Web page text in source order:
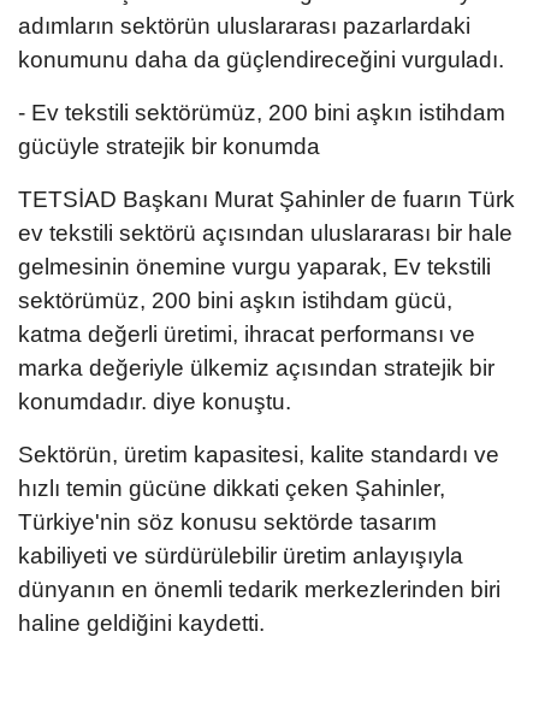
adımların sektörün uluslararası pazarlardaki
konumunu daha da güçlendireceğini vurguladı.
- Ev tekstili sektörümüz, 200 bini aşkın istihdam
gücüyle stratejik bir konumda
TETSİAD Başkanı Murat Şahinler de fuarın Türk
ev tekstili sektörü açısından uluslararası bir hale
gelmesinin önemine vurgu yaparak, Ev tekstili
sektörümüz, 200 bini aşkın istihdam gücü,
katma değerli üretimi, ihracat performansı ve
marka değeriyle ülkemiz açısından stratejik bir
konumdadır. diye konuştu.
Sektörün, üretim kapasitesi, kalite standardı ve
hızlı temin gücüne dikkati çeken Şahinler,
Türkiye'nin söz konusu sektörde tasarım
kabiliyeti ve sürdürülebilir üretim anlayışıyla
dünyanın en önemli tedarik merkezlerinden biri
haline geldiğini kaydetti.